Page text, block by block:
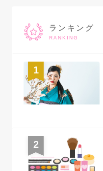
ランキング
RANKING
1
2